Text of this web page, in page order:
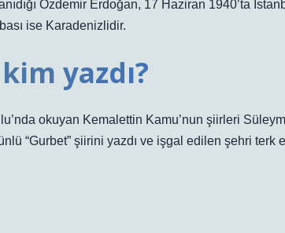
Özdemir Erdoğan, 17 Haziran 1940’ta
ise Karadenizlidir.
yazdı?
okuyan Kemalettin Kamu’nun şiirleri
“Gurbet” şiirini yazdı ve işgal edilen şehri terk